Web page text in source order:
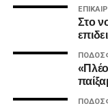
Στο